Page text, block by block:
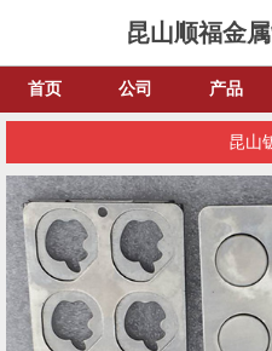
昆山顺福金
首页 公司 产品
昆山